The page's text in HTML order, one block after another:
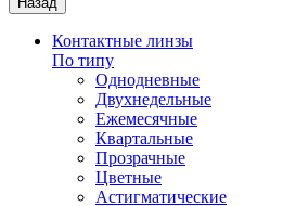
Контактные линзы
По типу
Однодневные
Двухнедельные
Ежемесячные
Квартальные
Прозрачные
Цветные
Астигматические